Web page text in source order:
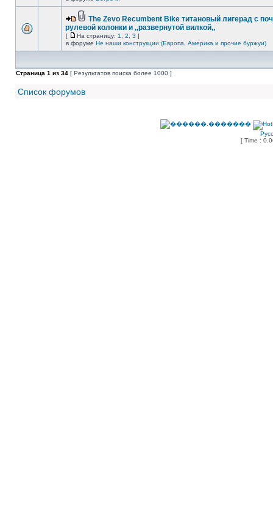
The Zevo Recumbent Bike титановый лигерад с
рулевой колонки и ,,развернутой вилкой,,
[ На страницу: 1 2 3 ]
в форуме Не наши конструкции (Европа, Америка и прочие буржуи)
Страница 1 из 34 [ Результатов поиска более 1000 ]
Список форумов
[ Time :